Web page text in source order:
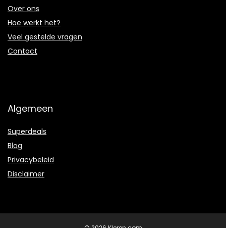
Over ons
Hoe werkt het?
Veel gestelde vragen
Contact
Algemeen
Superdeals
Blog
Privacybeleid
Disclaimer